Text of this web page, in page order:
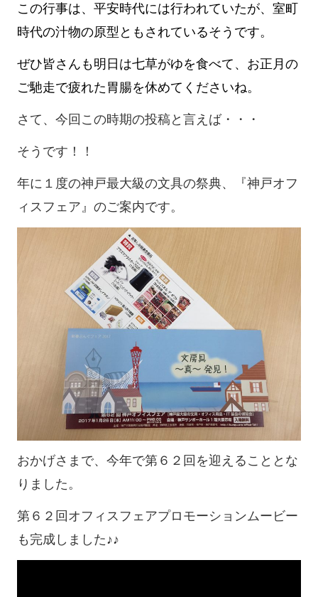
この行事は、平安時代には行われていたが、室町
時代の汁物の原型ともされているそうです。
ぜひ皆さんも明日は七草がゆを食べて、お正月の
ご馳走で疲れた胃腸を休めてくださいね。
さて、今回この時期の投稿と言えば・・・
そうです！！
年に１度の神戸最大級の文具の祭典、『神戸オフ
ィスフェア』のご案内です。
おかげさまで、今年で第６２回を迎えることとな
りました。
第６２回オフィスフェアプロモーションムービー
も完成しました♪♪